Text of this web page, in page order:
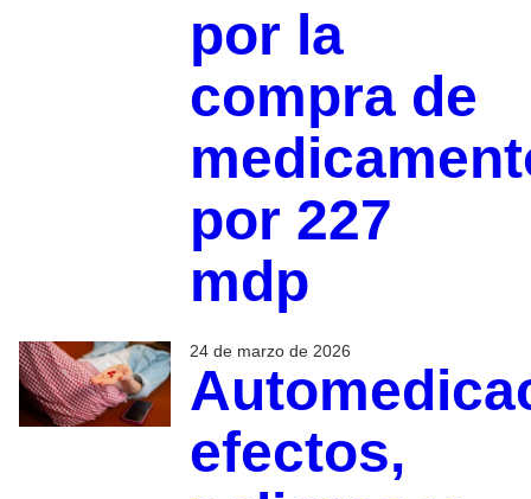
por la
compra de
por 227
mdp
24 de marzo de 2026
efectos,